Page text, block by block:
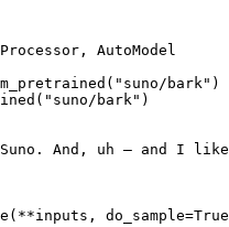
AutoModel
bark")
bark")
And, uh — and I